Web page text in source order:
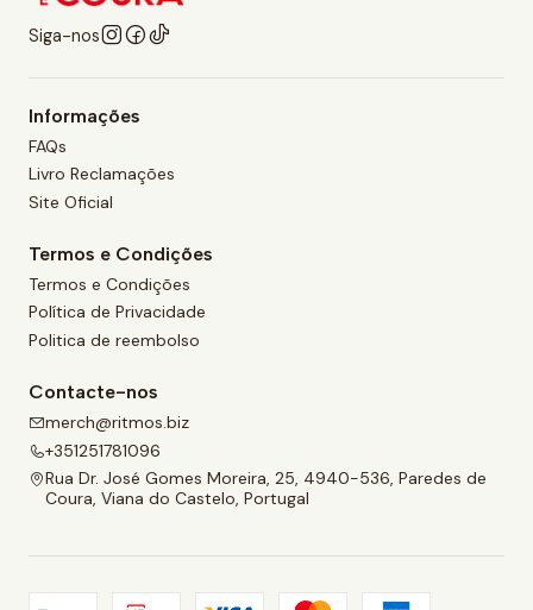
Siga-nos
Informações
FAQs
Livro Reclamações
Site Oficial
Termos e Condições
Termos e Condições
Política de Privacidade
Politica de reembolso
Contacte-nos
merch@ritmos.biz
+351251781096
Rua Dr. José Gomes Moreira, 25, 4940-536, Paredes de
Coura, Viana do Castelo, Portugal